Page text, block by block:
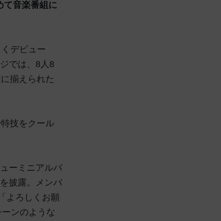
音楽番組に
デビュー
では、8人8
揃えられた
技をクール
ーミニアルバ
披露。メンバ
よろしくお願
ンのような